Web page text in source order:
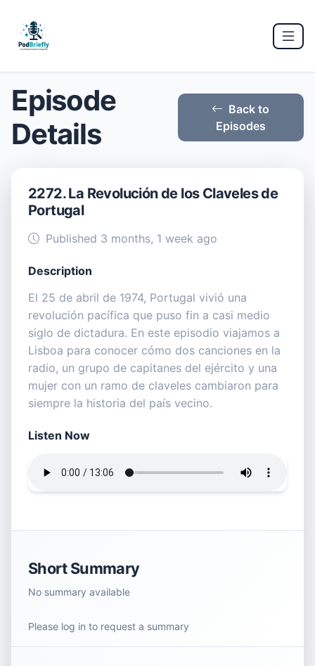
Episode
Details
Back to
Episodes
2272. La Revolución de los Claveles de
Portugal
Published 3 months, 1 week ago
Description
El 25 de abril de 1974, Portugal vivió una
revolución pacífica que puso fin a casi medio
siglo de dictadura. En este episodio viajamos a
Lisboa para conocer cómo dos canciones en la
radio, un grupo de capitanes del ejército y una
mujer con un ramo de claveles cambiaron para
siempre la historia del país vecino.
Listen Now
Short Summary
No summary available
Please log in to request a summary